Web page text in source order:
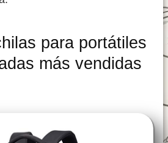
para portátiles
más vendidas